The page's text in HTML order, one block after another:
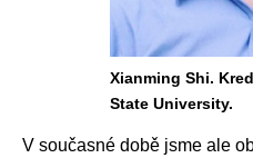
Xianming Shi.
State University.
V současné době jsme ale